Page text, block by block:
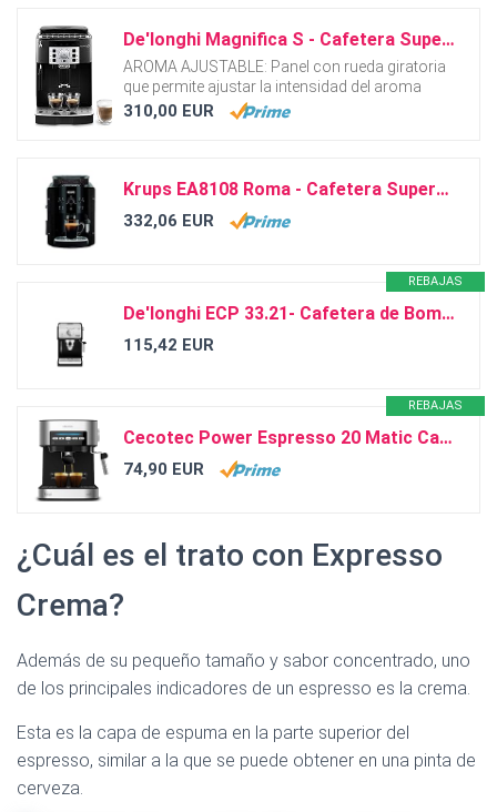
De'longhi Magnifica S - Cafetera Superautomática con 15 Bares de Presión, Cafetera para Espresso y...
AROMA AJUSTABLE: Panel con rueda giratoria
que permite ajustar la intensidad del aroma
310,00 EUR
Krups EA8108 Roma - Cafetera Superautomática, 15 bares, molinillo de café cónico de metal, con...
332,06 EUR
REBAJAS
De'longhi ECP 33.21- Cafetera de Bomba Tradicional para Espresso y Cappuccino, para Café Molido y...
115,42 EUR
REBAJAS
Cecotec Power Espresso 20 Matic Cafetera, Presión 20 Bares, 1,5L, Brazo Doble Salida, Vaporizador,...
74,90 EUR
¿Cuál es el trato con Expresso
Crema?
Además de su pequeño tamaño y sabor concentrado, uno
de los principales indicadores de un espresso es la crema.
Esta es la capa de espuma en la parte superior del
espresso, similar a la que se puede obtener en una pinta de
cerveza.